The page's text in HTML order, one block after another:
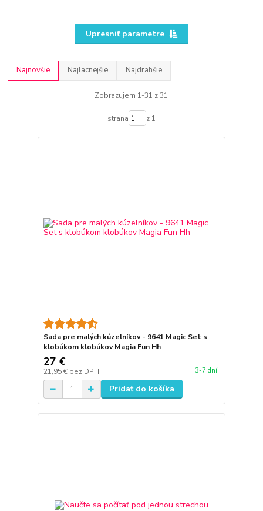
Upresniť parametre
Najnovšie Najlacnejšie Najdrahšie
Zobrazujem 1-31 z 31
strana z 1
Sada pre malých kúzelníkov - 9641 Magic Set s
klobúkom klobúkov Magia Fun Hh
27 €
21,95 € bez DPH 3-7 dní
Pridať do košíka